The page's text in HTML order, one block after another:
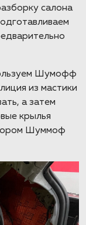
салона
Шумофф
из мастики
а затем
крылья
Шуммоф